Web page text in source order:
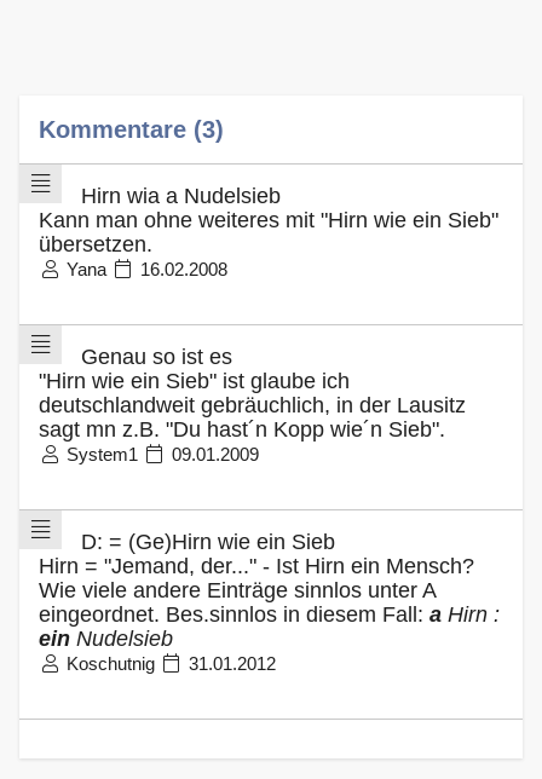
Kommentare (3)
Hirn wia a Nudelsieb
Kann man ohne weiteres mit "Hirn wie ein Sieb"
übersetzen.
Yana 16.02.2008
Genau so ist es
"Hirn wie ein Sieb" ist glaube ich
deutschlandweit gebräuchlich, in der Lausitz
sagt mn z.B. "Du hast´n Kopp wie´n Sieb".
System1 09.01.2009
D: = (Ge)Hirn wie ein Sieb
Hirn = "Jemand, der..." - Ist Hirn ein Mensch?
Wie viele andere Einträge sinnlos unter A
eingeordnet. Bes.sinnlos in diesem Fall: a Hirn :
ein Nudelsieb
Koschutnig 31.01.2012